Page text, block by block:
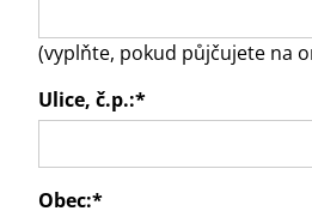
(vyplňte, pokud půjčujete na
Ulice, č.p.:*
Obec:*